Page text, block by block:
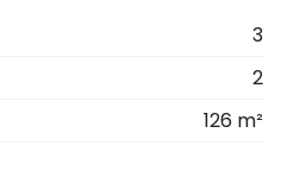
3
2
126 m²